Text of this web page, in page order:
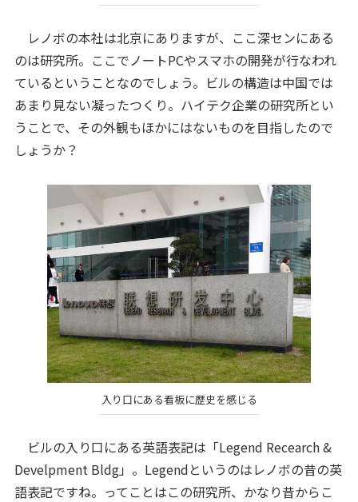
レノボの本社は北京にありますが、ここ深センにある
のは研究所。ここでノートPCやスマホの開発が行なわれ
ているということなのでしょう。ビルの構造は中国では
あまり見ない凝ったつくり。ハイテク企業の研究所とい
うことで、その外観もほかにはないものを目指したので
しょうか？
入り口にある看板に歴史を感じる
ビルの入り口にある英語表記は「Legend Recearch &
Develpment Bldg」。Legendというのはレノボの昔の英
語表記ですね。ってことはこの研究所、かなり昔からこ